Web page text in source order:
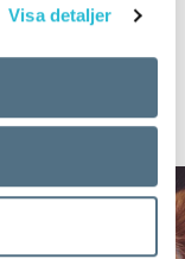
Visa detaljer